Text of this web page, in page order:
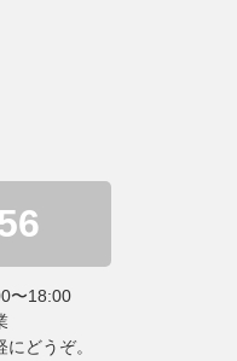
〜18:00
どうぞ。